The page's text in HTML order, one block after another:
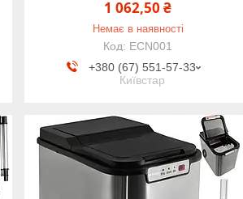
1 062,50 ₴
Немає в наявності
ECN001
+380 (67) 551-57-33
Київстар